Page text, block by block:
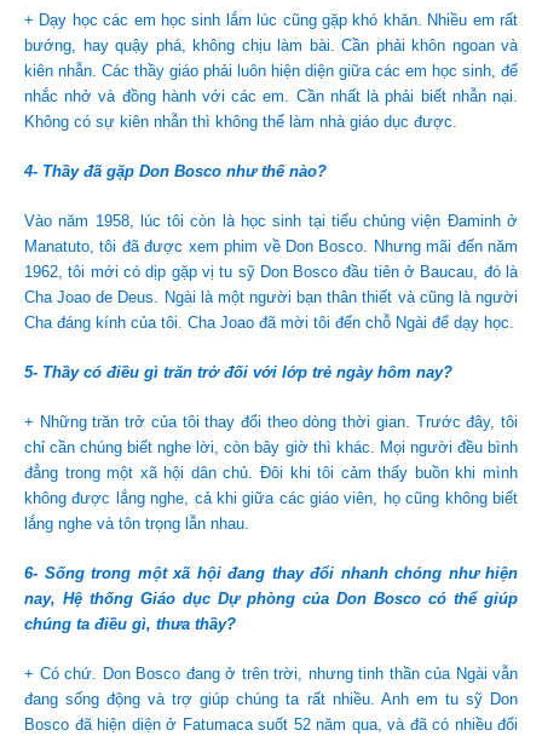
+ Dạy học các em học sinh lắm lúc cũng gặp khó khăn. Nhiều em rất
bướng, hay quậy phá, không chịu làm bài. Cần phải khôn ngoan và
kiên nhẫn. Các thầy giáo phải luôn hiện diện giữa các em học sinh, để
nhắc nhở và đồng hành với các em. Cần nhất là phải biết nhẫn nại.
Không có sự kiên nhẫn thì không thể làm nhà giáo dục được.
4- Thầy đã gặp Don Bosco như thế nào?
Vào năm 1958, lúc tôi còn là học sinh tại tiểu chủng viện Đaminh ở
Manatuto, tôi đã được xem phim về Don Bosco. Nhưng mãi đến năm
1962, tôi mới có dịp gặp vị tu sỹ Don Bosco đầu tiên ở Baucau, đó là
Cha Joao de Deus. Ngài là một người bạn thân thiết và cũng là người
Cha đáng kính của tôi. Cha Joao đã mời tôi đến chỗ Ngài để dạy học.
5- Thầy có điều gì trăn trở đối với lớp trẻ ngày hôm nay?
+ Những trăn trở của tôi thay đổi theo dòng thời gian. Trước đây, tôi
chỉ cần chúng biết nghe lời, còn bây giờ thì khác. Mọi người đều bình
đẳng trong một xã hội dân chủ. Đôi khi tôi cảm thấy buồn khi mình
không được lắng nghe, cả khi giữa các giáo viên, họ cũng không biết
lắng nghe và tôn trọng lẫn nhau.
6- Sống trong một xã hội đang thay đổi nhanh chóng như hiện
nay, Hệ thống Giáo dục Dự phòng của Don Bosco có thể giúp
chúng ta điều gì, thưa thầy?
+ Có chứ. Don Bosco đang ở trên trời, nhưng tinh thần của Ngài vẫn
đang sống động và trợ giúp chúng ta rất nhiều. Anh em tu sỹ Don
Bosco đã hiện diện ở Fatumaca suốt 52 năm qua, và đã có nhiều đổi